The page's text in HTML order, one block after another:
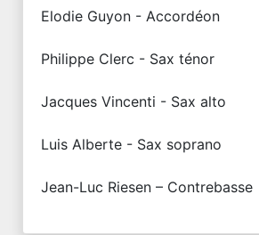
Elodie Guyon - Accordéon
Philippe Clerc - Sax ténor
Jacques Vincenti - Sax alto
Luis Alberte - Sax soprano
Jean-Luc Riesen – Contrebasse